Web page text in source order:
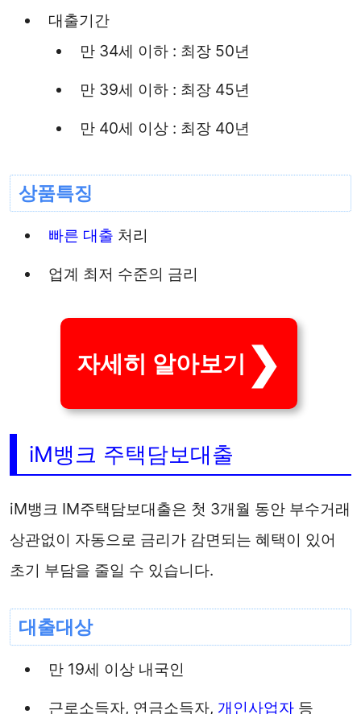
대출기간
만 34세 이하 : 최장 50년
만 39세 이하 : 최장 45년
만 40세 이상 : 최장 40년
상품특징
빠른 대출 처리
업계 최저 수준의 금리
자세히 알아보기
iM뱅크 주택담보대출
iM뱅크 IM주택담보대출은 첫 3개월 동안 부수거래
상관없이 자동으로 금리가 감면되는 혜택이 있어
초기 부담을 줄일 수 있습니다.
대출대상
만 19세 이상 내국인
근로소득자, 연금소득자, 개인사업자 등